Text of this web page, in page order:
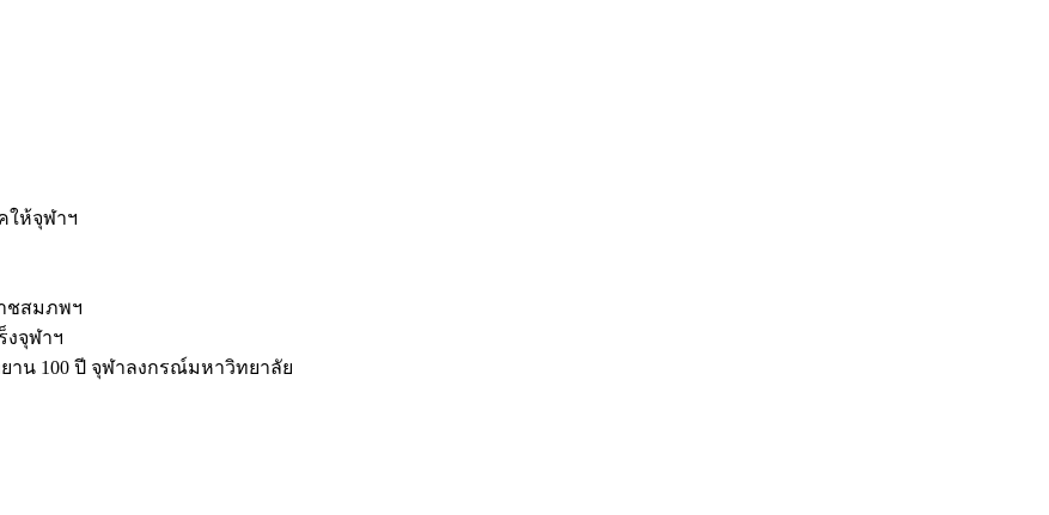
ให้จุฬาฯ
ชสมภพฯ
งจุฬาฯ
าน 100 ปี จุฬาลงกรณ์มหาวิทยาลัย